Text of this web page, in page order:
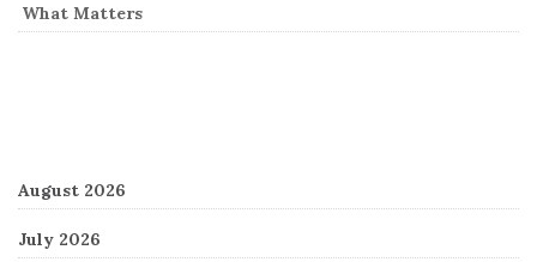
What Matters
August 2026
July 2026